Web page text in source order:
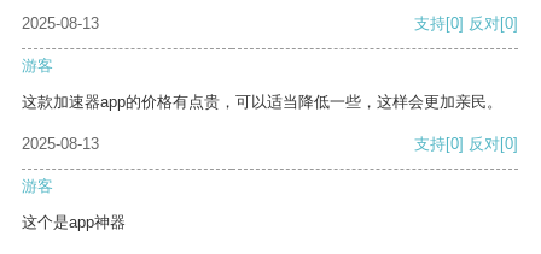
2025-08-13
支持[0] 反对[0]
游客
这款加速器app的价格有点贵，可以适当降低一些，这样会更加亲民。
2025-08-13 支持[0] 反对[0]
游客
这个是app神器